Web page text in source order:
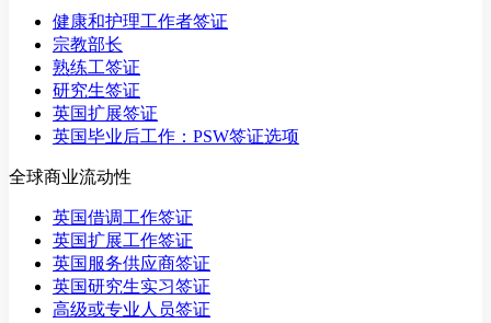
健康和护理工作者签证
宗教部长
熟练工签证
研究生签证
英国扩展签证
英国毕业后工作：PSW签证选项
全球商业流动性
英国借调工作签证
英国扩展工作签证
英国服务供应商签证
英国研究生实习签证
高级或专业人员签证